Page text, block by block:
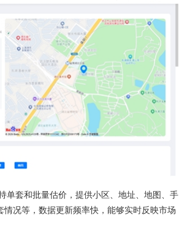
单套和批量估价，提供小区、地址、地图、手
况等，数据更新频率快，能够实时反映市场